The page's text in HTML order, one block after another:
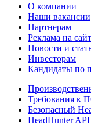
О компании
Наши вакансии
Партнерам
Реклама на
Новости и
Инвесторам
Кандидаты по
Требования к
Безопасный
HeadHunter API